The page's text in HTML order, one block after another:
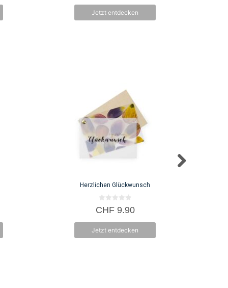
5
Jetzt entdecken
Herzlichen Glückwunsch
0
v
5
CHF9.90
Jetzt entdecken